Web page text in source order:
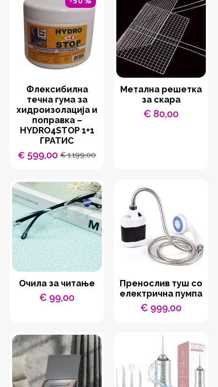
Флексибилна
течна гума за
хидроизолација и
поправка –
HYDRO4STOP 1+1
ГРАТИС
€1.199,00
Original
was:
€ 1.199,00.
€ 599,00Current
is:
€ 599,00.
Метална решетка
за скара
€ 80,00
Очила за читање
€ 99,00
Пренослив туш со
електрична пумпа
€ 999,00